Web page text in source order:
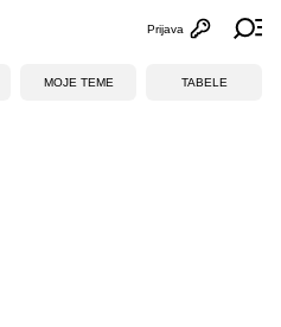
Otvori
Prijava
MOJE TEME TABELE